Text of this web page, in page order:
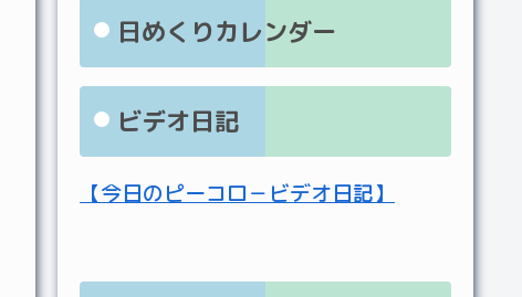
日めくりカレンダー
ビデオ日記
【今日のピーコロ－ビデオ日記】